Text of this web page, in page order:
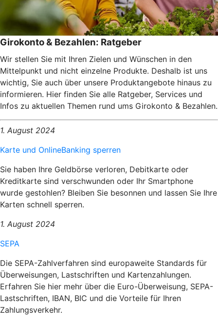
Girokonto & Bezahlen: Ratgeber
Wir stellen Sie mit Ihren Zielen und Wünschen in den
Mittelpunkt und nicht einzelne Produkte. Deshalb ist uns
wichtig, Sie auch über unsere Produktangebote hinaus zu
informieren. Hier finden Sie alle Ratgeber, Services und
Infos zu aktuellen Themen rund ums Girokonto & Bezahlen.
1. August 2024
Karte und OnlineBanking sperren
Sie haben Ihre Geldbörse verloren, Debitkarte oder
Kreditkarte sind verschwunden oder Ihr Smartphone
wurde gestohlen? Bleiben Sie besonnen und lassen Sie Ihre
Karten schnell sperren.
1. August 2024
SEPA
Die SEPA-Zahlverfahren sind europaweite Standards für
Überweisungen, Lastschriften und Kartenzahlungen.
Erfahren Sie hier mehr über die Euro-Überweisung, SEPA-
Lastschriften, IBAN, BIC und die Vorteile für Ihren
Zahlungsverkehr.